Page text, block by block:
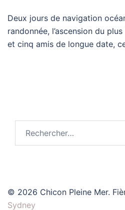
Deux jours de navigation
randonnée, l’ascension du
et cinq amis de longue date,
© 2026 Chicon Pleine Mer.
Sydney